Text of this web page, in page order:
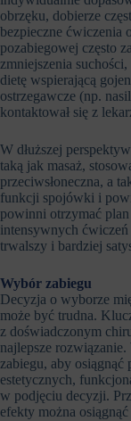
obrzęku, dobierze
bezpieczne ćwiczenia
pozabiegowej często
zmniejszenia
dietę wspierającą
ostrzegawcze (np.
kontaktował się z
W dłuższej
taką jak masaż,
przeciwsłoneczna, a
funkcji spojówki i
powinni otrzymać
intensywnych ćwiczeń
trwalszy i bardziej
Wybór zabiegu
Decyzja o wyborze
może być trudna.
z doświadczonym
najlepsze
zabiegu, aby
estetycznych,
w podjęciu decyzji.
efekty można